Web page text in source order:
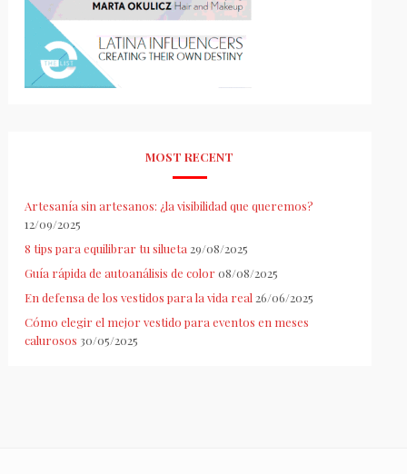
MOST RECENT
Artesanía sin artesanos: ¿la visibilidad que queremos?
12/09/2025
8 tips para equilibrar tu silueta 29/08/2025
Guía rápida de autoanálisis de color 08/08/2025
En defensa de los vestidos para la vida real 26/06/2025
Cómo elegir el mejor vestido para eventos en meses
calurosos 30/05/2025